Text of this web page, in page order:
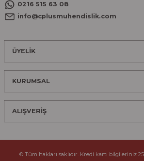
0216 515 63 08
info@cplusmuhendislik.com
ÜYELİK
KURUMSAL
ALIŞVERİŞ
© Tüm hakları saklıdır. Kredi kartı bilgileriniz